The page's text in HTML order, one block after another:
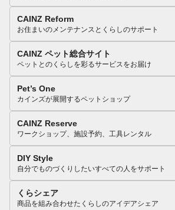
CAINZ Reform
お住まいのメンテナンスとくらしのサポート
CAINZ ペット総合サイト
ペットとのくらしを彩るサービスをお届け
Pet’s One
カインズが展開するペットショップ
CAINZ Reserve
ワークショップ、施設予約、工具レンタル
DIY Style
自分でものづくりしたいすべての人をサポート
くらシェア
商品を組み合わせたくらしのアイデアシェア